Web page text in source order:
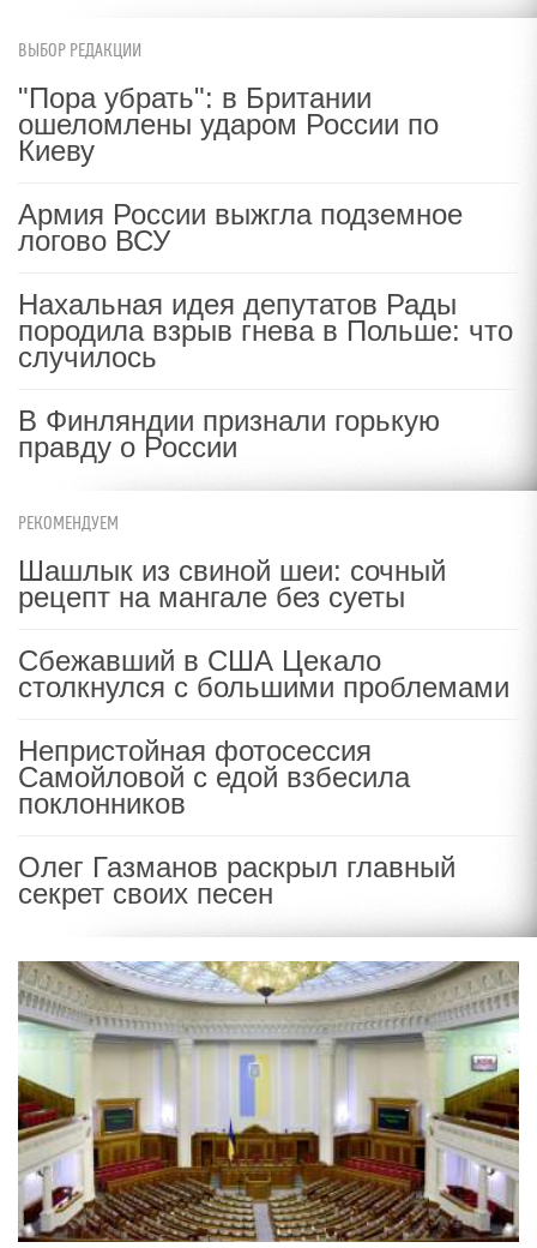
ВЫБОР РЕДАКЦИИ
"Пора убрать": в Британии
ошеломлены ударом России по
Киеву
Армия России выжгла подземное
логово ВСУ
Нахальная идея депутатов Рады
породила взрыв гнева в Польше: что
случилось
В Финляндии признали горькую
правду о России
РЕКОМЕНДУЕМ
Шашлык из свиной шеи: сочный
рецепт на мангале без суеты
Сбежавший в США Цекало
столкнулся с большими проблемами
Непристойная фотосессия
Самойловой с едой взбесила
поклонников
Олег Газманов раскрыл главный
секрет своих песен